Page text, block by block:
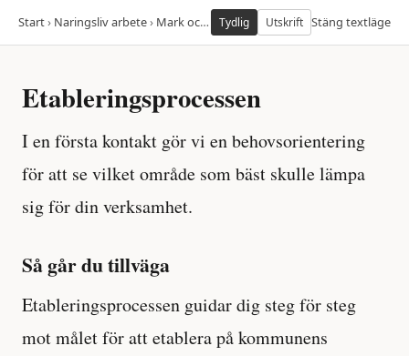
Start› Naringsliv arbete› Mark och lokaler › Kommunens
Tydlig Utskrift Stäng textläge
Etableringsprocessen
I en första kontakt gör vi en behovsorientering
för att se vilket område som bäst skulle lämpa
sig för din verksamhet.
Så går du tillväga
Etableringsprocessen guidar dig steg för steg
mot målet för att etablera på kommunens